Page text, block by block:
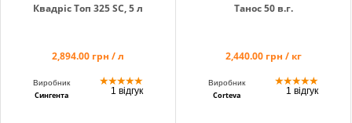
Квадріс Топ 325 SC, 5 л
2,894.00 грн / л
Виробник
Сингента
★★★★★
1 відгук
Танос 50 в.г.
2,440.00 грн / кг
Виробник
Corteva
★★★★★
1 відгук